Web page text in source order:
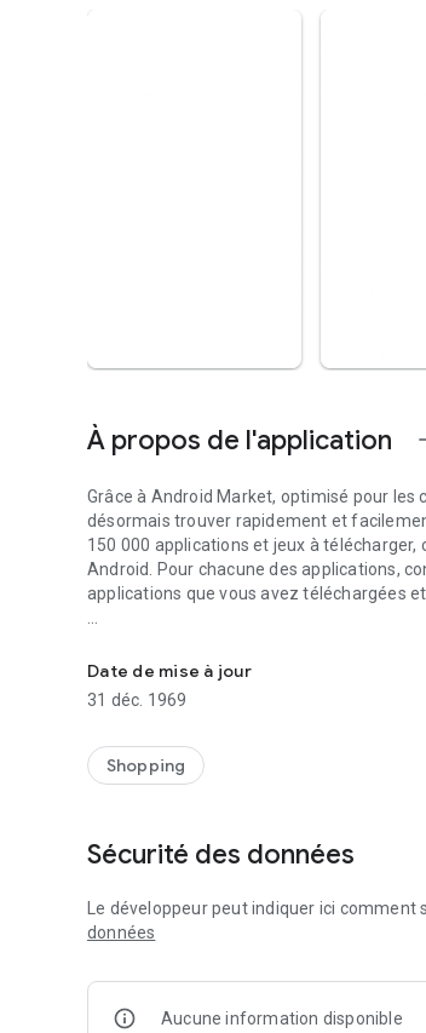
À propos de l'application
Grâce à Android Market, optimisé pour
désormais trouver rapidement et
150 000 applications et jeux à
Android. Pour chacune des applications,
applications que vous avez téléchargées et
*Applications payantes et gratuites
*Publiez des commentaires et donnez
Date de mise à jour
31 déc. 1969
Shopping
Sécurité des données
Le développeur peut indiquer ici comment
données
Aucune information disponible